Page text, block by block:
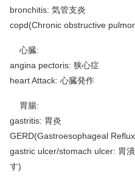
bronchitis: 気管支炎
copd(Chronic obstructive
心臓:
angina pectoris: 狭心症
heart Attack: 心臓発作
胃腸:
gastritis: 胃炎
GERD(Gastroesophageal
gastric ulcer/stomach ulcer: 胃
す)